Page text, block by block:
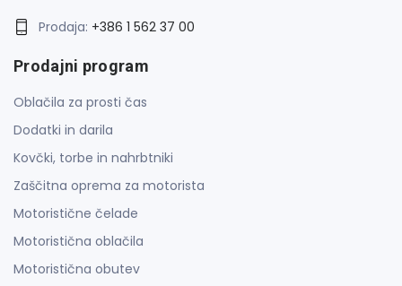
Prodaja: +386 1 562 37 00
Prodajni program
Oblačila za prosti čas
Dodatki in darila
Kovčki, torbe in nahrbtniki
Zaščitna oprema za motorista
Motoristične čelade
Motoristična oblačila
Motoristična obutev